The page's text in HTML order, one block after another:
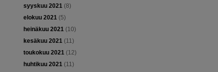
syyskuu 2021(8)
elokuu 2021(5)
heinäkuu 2021(10)
kesäkuu 2021(11)
toukokuu 2021(12)
huhtikuu 2021(11)